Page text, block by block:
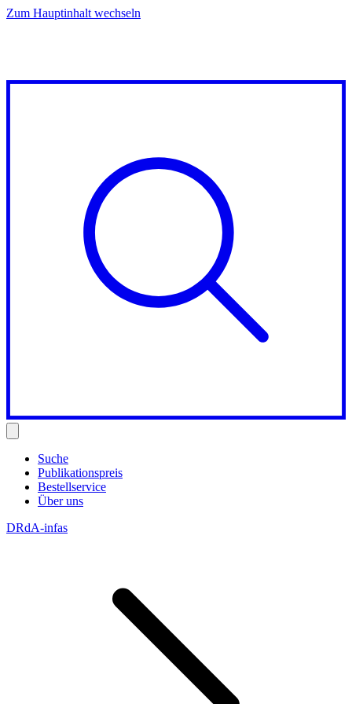
Zum Hauptinhalt wechseln
Suche
Publikationspreis
Bestellservice
Über uns
DRdA-infas